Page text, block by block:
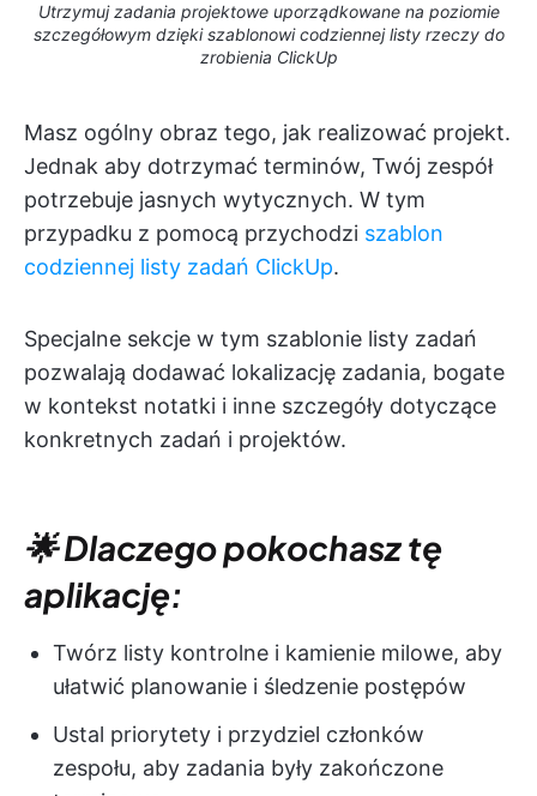
Utrzymuj zadania projektowe uporządkowane na poziomie
szczegółowym dzięki szablonowi codziennej listy rzeczy do
zrobienia ClickUp
Masz ogólny obraz tego, jak realizować projekt.
Jednak aby dotrzymać terminów, Twój zespół
potrzebuje jasnych wytycznych. W tym
przypadku z pomocą przychodzi szablon
codziennej listy zadań ClickUp.
Specjalne sekcje w tym szablonie listy zadań
pozwalają dodawać lokalizację zadania, bogate
w kontekst notatki i inne szczegóły dotyczące
konkretnych zadań i projektów.
🌟 Dlaczego pokochasz tę
aplikację:
Twórz listy kontrolne i kamienie milowe, aby
ułatwić planowanie i śledzenie postępów
Ustal priorytety i przydziel członków
zespołu, aby zadania były zakończone